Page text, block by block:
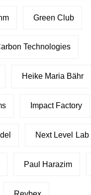
Green Club
Technologies
Heike Maria Bähr
Impact Factory
Next Level Lab
Paul Harazim